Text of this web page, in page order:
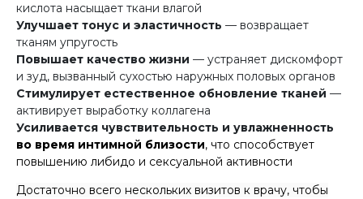
кислота насыщает ткани влагой
Улучшает тонус и эластичность — возвращает
тканям упругость
Повышает качество жизни — устраняет дискомфорт
и зуд, вызванный сухостью наружных половых органов
Стимулирует естественное обновление тканей —
активирует выработку коллагена
Усиливается чувствительность и увлажненность
во время интимной близости, что способствует
повышению либидо и сексуальной активности
Достаточно всего нескольких визитов к врачу, чтобы